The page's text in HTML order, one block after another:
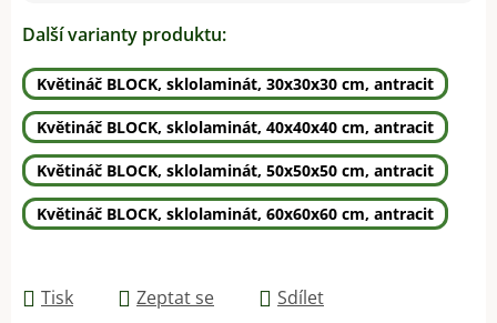
Další varianty produktu:
Květináč BLOCK, sklolaminát, 30x30x30 cm, antracit
Květináč BLOCK, sklolaminát, 40x40x40 cm, antracit
Květináč BLOCK, sklolaminát, 50x50x50 cm, antracit
Květináč BLOCK, sklolaminát, 60x60x60 cm, antracit
Tisk Zeptat se Sdílet